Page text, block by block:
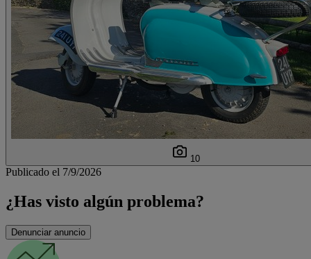
10
Publicado el 7/9/2026
¿Has visto algún problema?
Denunciar anuncio